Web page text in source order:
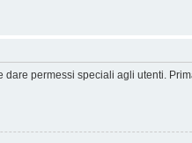
permessi speciali agli utenti.